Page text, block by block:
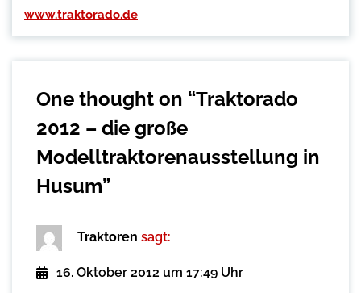
www.traktorado.de
One thought on “Traktorado
2012 – die große
Modelltraktorenausstellung in
Husum”
Traktoren sagt:
16. Oktober 2012 um 17:49 Uhr